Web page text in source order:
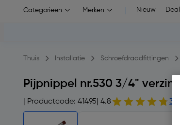
Categorieën Merken Nieuw
Thuis Installatie Schroefdraadfittingen
Pijpnippel nr.530 3/4"
| Productcode: 41495 | 4.8 31